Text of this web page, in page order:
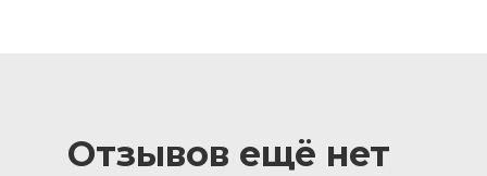
Отзывов ещё нет